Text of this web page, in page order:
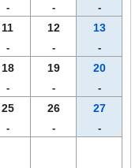
供、返金ができかねま
にＵＳＢコンセント完備
- - -
11
-
12
-
13
-
18
-
19
-
20
-
25
-
26
-
27
-